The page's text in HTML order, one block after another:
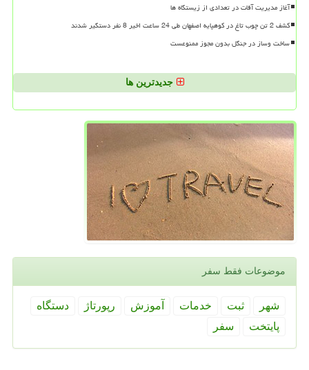
آغاز مدیریت آفات در تعدادی از زیستگاه ها
کشف 2 تن چوب تاغ در کوهپایه اصفهان طی 24 ساعت اخیر 8 نفر دستگیر شدند
ساخت وساز در جنگل بدون مجوز ممنوعست
جدیدترین ها
موضوعات فقط سفر
شهر ثبت خدمات آموزش رپورتاژ
دستگاه
پایتخت
سفر